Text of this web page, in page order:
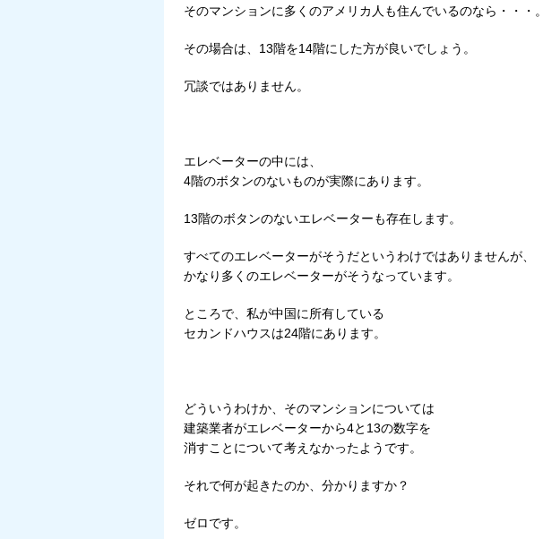
そのマンションに多くのアメリカ人も住んでいるのなら・・・。
その場合は、13階を14階にした方が良いでしょう。
冗談ではありません。
エレベーターの中には、
4階のボタンのないものが実際にあります。
13階のボタンのないエレベーターも存在します。
すべてのエレベーターがそうだというわけではありませんが、
かなり多くのエレベーターがそうなっています。
ところで、私が中国に所有している
セカンドハウスは24階にあります。
どういうわけか、そのマンションについては
建築業者がエレベーターから4と13の数字を
消すことについて考えなかったようです。
それで何が起きたのか、分かりますか？
ゼロです。